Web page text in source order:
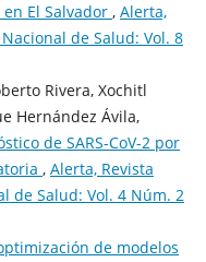
El Salvador , Alerta,
de Salud: Vol. 8
Rivera, Xochitl
Hernández Ávila,
de SARS-CoV-2 por
, Alerta, Revista
de Salud: Vol. 4 Núm. 2
de modelos